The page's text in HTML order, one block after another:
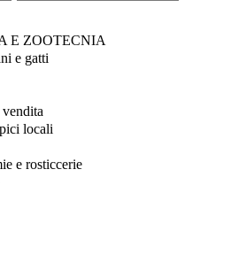
E ZOOTECNIA
e gatti
locali
e rosticcerie